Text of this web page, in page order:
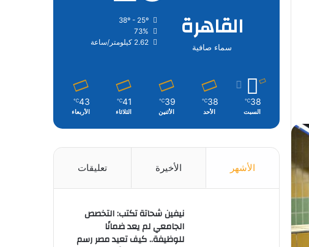
القاهرة
سماء صافية
73%
2.62 كيلومتر/ساعة
38
℃
السبت
38
℃
الأحد
39
℃
الأثنين
41
℃
الثلاثاء
43
℃
الأربعاء
الأشهر الأخيرة تعليقات
نيفين شحاتة تكتب: التخصص
الجامعي لم يعد ضمانًا
للوظيفة.. كيف تعيد مصر رسم